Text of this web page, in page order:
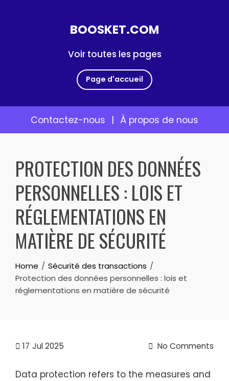
Voir toutes les pages
BOOSKET.COM
Page d'accueil
Contactez-nous | À propos de nous
contentPROTECTION DES DONNÉES
PERSONNELLES : LOIS ET
RÉGLEMENTATIONS EN
MATIÈRE DE SÉCURITÉ
Home
Sécurité des transactions
Protection des données personnelles : lois et
réglementations en matière de sécurité
17 Jul 2025 No Comments
Data protection refers to the measures and